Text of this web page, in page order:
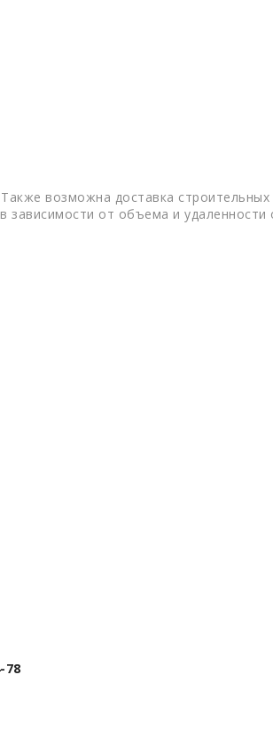
возможна доставка
в зависимости от объема и
78